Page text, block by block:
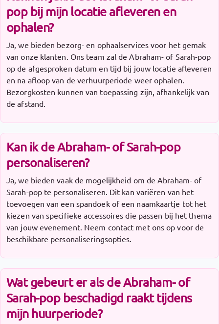
pop bij mijn locatie afleveren en
ophalen?
Ja, we bieden bezorg- en ophaalservices voor het gemak
van onze klanten. Ons team zal de Abraham- of Sarah-pop
op de afgesproken datum en tijd bij jouw locatie afleveren
en na afloop van de verhuurperiode weer ophalen.
Bezorgkosten kunnen van toepassing zijn, afhankelijk van
de afstand.
Kan ik de Abraham- of Sarah-pop
personaliseren?
Ja, we bieden vaak de mogelijkheid om de Abraham- of
Sarah-pop te personaliseren. Dit kan variëren van het
toevoegen van een spandoek of een naamkaartje tot het
kiezen van specifieke accessoires die passen bij het thema
van jouw evenement. Neem contact met ons op voor de
beschikbare personaliseringsopties.
Wat gebeurt er als de Abraham- of
Sarah-pop beschadigd raakt tijdens
mijn huurperiode?